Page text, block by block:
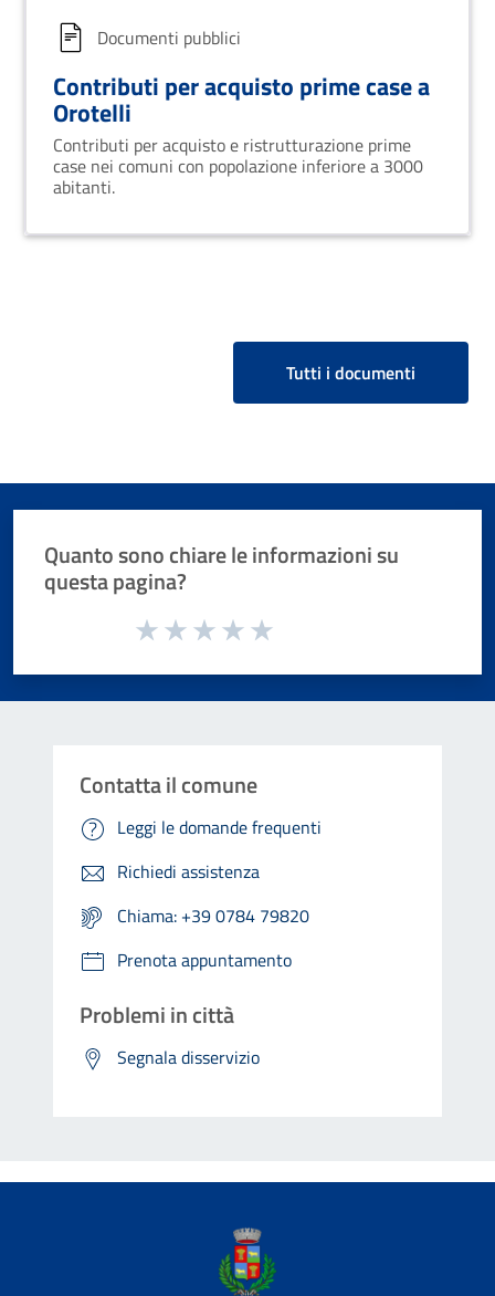
Documenti pubblici
Contributi per acquisto prime case a
Orotelli
Contributi per acquisto e ristrutturazione prime
case nei comuni con popolazione inferiore a 3000
abitanti.
Tutti i documenti
Quanto sono chiare le informazioni su
questa pagina?
Valuta da 1 a 5 stelle la pagina
Contatta il comune
Leggi le domande frequenti
Richiedi assistenza
Chiama: +39 0784 79820
Prenota appuntamento
Problemi in città
Segnala disservizio